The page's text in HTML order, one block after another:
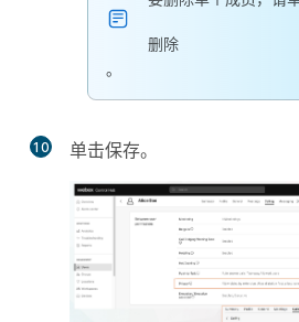
删除
。
10 单击保存。